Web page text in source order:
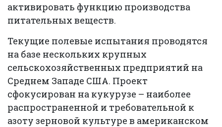
активировать функцию производства
питательных веществ.
Текущие полевые испытания проводятся
на базе нескольких крупных
сельскохозяйственных предприятий на
Среднем Западе США. Проект
сфокусирован на кукурузе – наиболее
распространенной и требовательной к
азоту зерновой культуре в американском